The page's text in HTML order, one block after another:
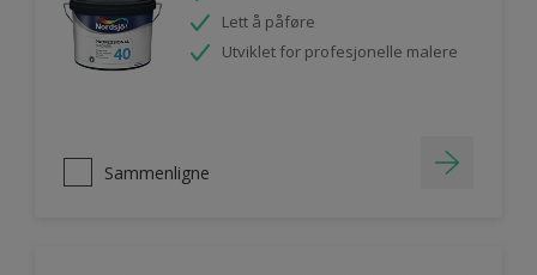
Lett å påføre
Utviklet for profesjonelle malere
Sammenligne